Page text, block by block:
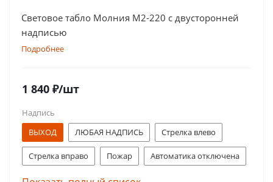
Световое табло Молния М2-220 с двусторонней
надписью
Подробнее
1 840 ₽/шт
Надпись
ВЫХОД
ЛЮБАЯ НАДПИСЬ Стрелка влево
Стрелка вправо Пожар Автоматика отключена
Газ! Уходи! Порошок! Не входи!